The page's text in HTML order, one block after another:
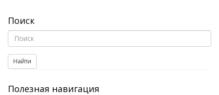
Поиск
Найти
Полезная навигация